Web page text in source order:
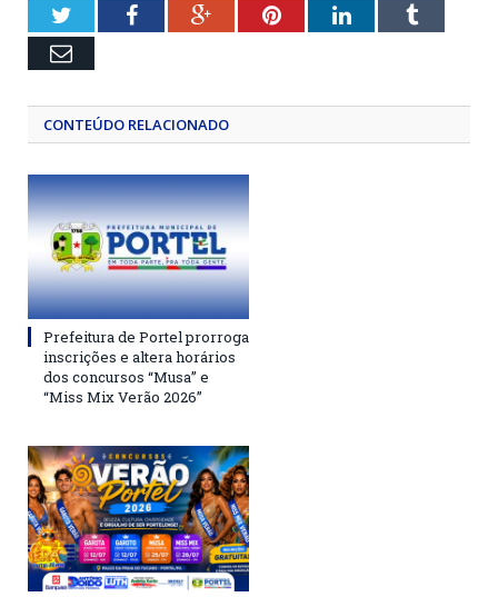
TwitterFacebookGoogle+PinterestLinkedInTumblr
Email
CONTEÚDO RELACIONADO
Prefeitura de Portel prorroga
inscrições e altera horários
dos concursos “Musa” e
“Miss Mix Verão 2026”